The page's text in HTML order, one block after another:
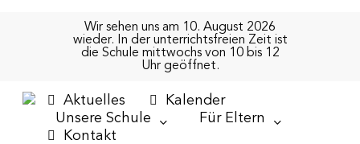
Wir sehen uns am 10. August 2026
wieder. In der unterrichtsfreien Zeit ist
die Schule mittwochs von 10 bis 12
Uhr geöffnet.
Aktuelles
Kalender
Unsere Schule
Für Eltern
Konta kt
Thema
Schüler-Rat